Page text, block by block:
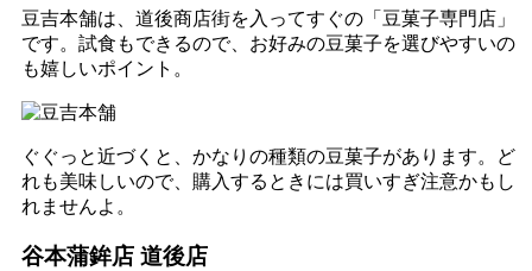
豆吉本舗は、道後商店街を入ってすぐの「豆菓子専門店」
です。試食もできるので、お好みの豆菓子を選びやすいの
も嬉しいポイント。
ぐぐっと近づくと、かなりの種類の豆菓子があります。ど
れも美味しいので、購入するときには買いすぎ注意かもし
れませんよ。
谷本蒲鉾店 道後店